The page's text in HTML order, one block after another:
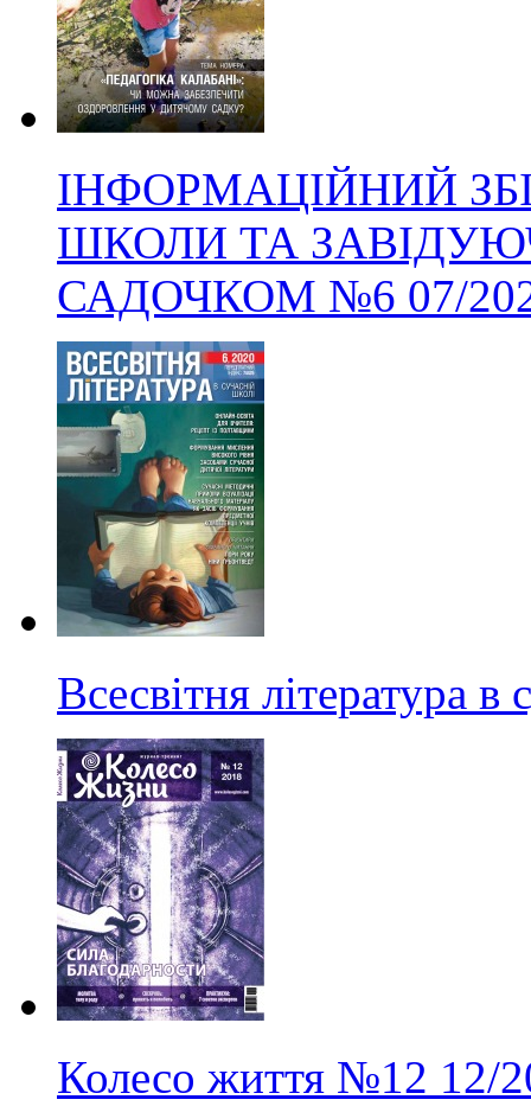
ІНФОРМАЦІЙНИЙ
ШКОЛИ ТА
САДОЧКОМ №6 07/
Всесвітня література в
Колесо життя №12 12/